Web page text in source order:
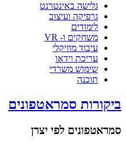
גלישה באינטרנט
גרפיקה ועיצוב
לימודים
משחקים ו- VR
עיבוד מוזיקלי
עריכת וידאו
שימוש משרדי
תוכנה
ביקורות סמראטפונים
סמראטפונים לפי יצרן